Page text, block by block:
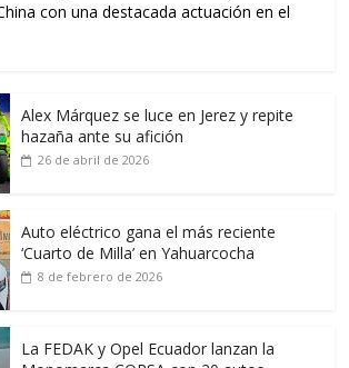
con una destacada actuación en el
Alex Márquez se luce en Jerez y repite
hazaña ante su afición
26 de abril de 2026
Auto eléctrico gana el más reciente
‘Cuarto de Milla’ en Yahuarcocha
8 de febrero de 2026
La FEDAK y Opel Ecuador lanzan la